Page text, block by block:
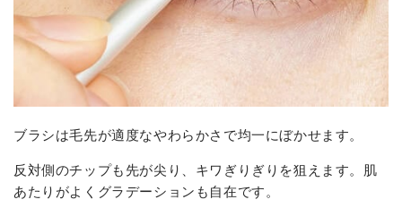
ブラシは毛先が適度なやわらかさで均一にぼかせます。
反対側のチップも先が尖り、キワぎりぎりを狙えます。肌
あたりがよくグラデーションも自在です。